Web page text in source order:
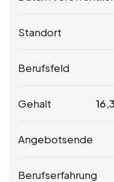
Standort
Berufsfeld
Gehalt
Angebotsende
Berufserfahrung